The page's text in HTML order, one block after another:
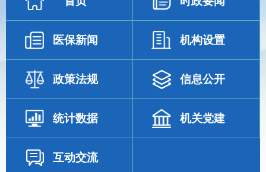
医保新闻 机构设置
政策法规 信息公开
统计数据 机关党建
互动交流